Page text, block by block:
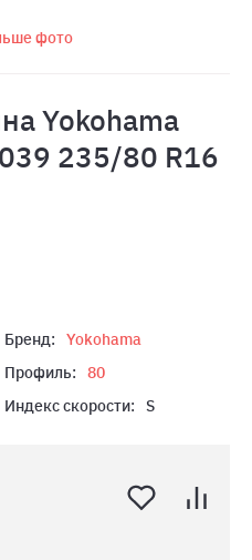
фото
Yokohama
235/80 R16
Бренд:
Yokohama
Профиль:
80
Индекс скорости: S